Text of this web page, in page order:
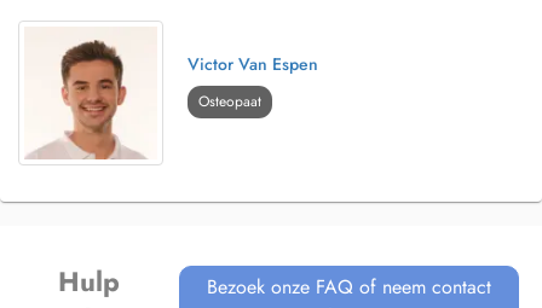
Victor Van Espen
Osteopaat
Hulp
Bezoek onze FAQ of neem contact